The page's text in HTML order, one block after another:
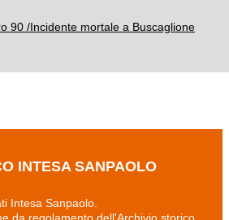
90 /Incidente mortale a Buscaglione
INTESA SANPAOLO
Intesa Sanpaolo.